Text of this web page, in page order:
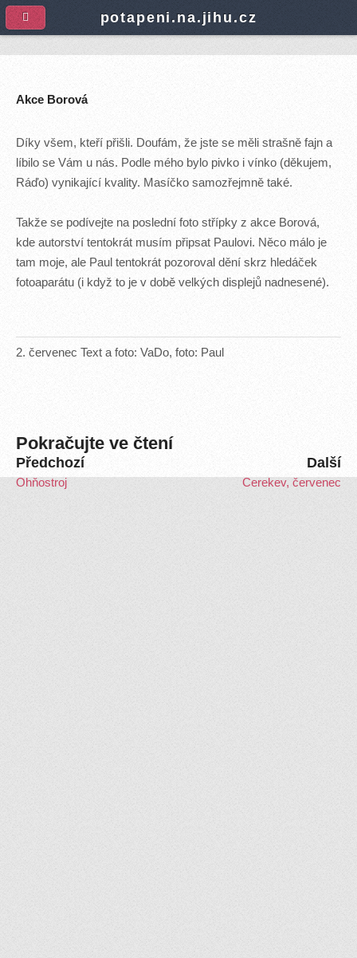
A
Akce Borová
2. červenec Text a foto: VaDo, foto: Paul
Díky všem, kteří přišli. Doufám, že jste se měli strašně fajn a
líbilo se Vám u nás. Podle mého bylo pivko i vínko (děkujem,
Ráďo) vynikající kvality. Masíčko samozřejmně také.
Takže se podívejte na poslední foto střípky z akce Borová,
kde autorství tentokrát musím připsat Paulovi. Něco málo je
tam moje, ale Paul tentokrát pozoroval dění skrz hledáček
fotoaparátu (i když to je v době velkých displejů nadnesené).
Pokračujte ve čtení
Další
Cerekev, červenec
Předchozí
Ohňostroj
potapeni.na.jihu.cz